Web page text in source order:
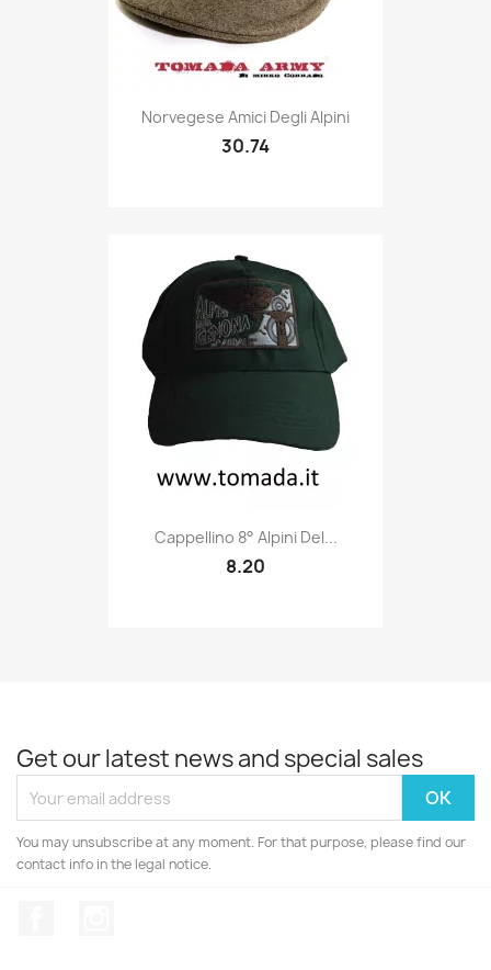
Quick view
Norvegese Amici Degli Alpini
30.74
Quick view
Cappellino 8° Alpini Del...
8.20
Get our latest news and special sales
You may unsubscribe at any moment. For that purpose, please find our
contact info in the legal notice.